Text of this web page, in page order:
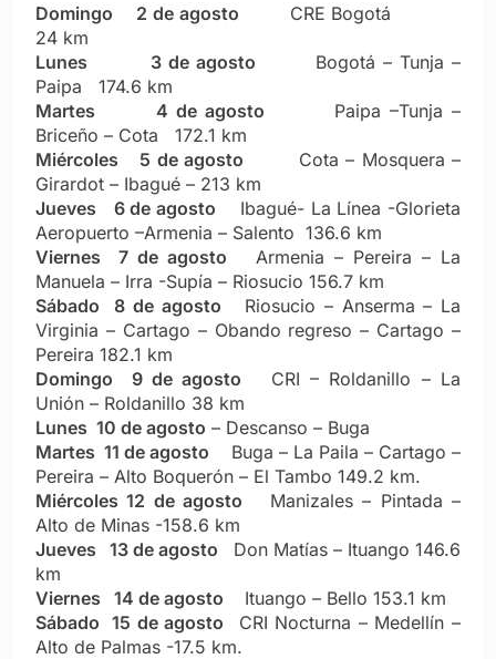
Domingo 2 de agosto CRE Bogotá
24 km
Lunes
3 de agosto
Bogotá – Tunja –
Paipa 174.6 km
Martes
4 de agosto
Paipa –Tunja –
Briceño – Cota 172.1 km
Miércoles
5 de agosto
Cota – Mosquera –
Girardot – Ibagué – 213 km
Jueves
6 de agosto Ibagué- La Línea -Glorieta
Aeropuerto –Armenia – Salento 136.6 km
Viernes 7 de agosto
Armenia – Pereira – La
Manuela – Irra -Supía – Riosucio 156.7 km
Sábado 8 de agosto
Riosucio – Anserma – La
Virginia – Cartago – Obando regreso – Cartago –
Pereira 182.1 km
Domingo 9 de agosto
CRI – Roldanillo – La
Unión – Roldanillo 38 km
Lunes 10 de agosto – Descanso – Buga
Martes 11 de agosto
Buga – La Paila – Cartago –
Pereira – Alto Boquerón – El Tambo 149.2 km.
Miércoles 12 de agosto Manizales – Pintada –
Alto de Minas -158.6 km
Jueves 13 de agosto
Don Matías – Ituango 146.6
km
Viernes 14 de agosto
Ituango – Bello 153.1 km
Sábado 15 de agosto CRI Nocturna – Medellín –
Alto de Palmas -17.5 km.